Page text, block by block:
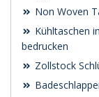
Non Woven
Kühltaschen
bedrucken
Zollstock